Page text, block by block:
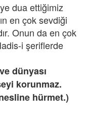
dua ettiğimiz
en çok sevdiği
Onun da en çok
i şeriflerde
dünyası
korunmaz.
hürmet.)